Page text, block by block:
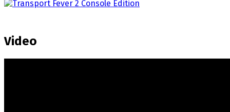
Video